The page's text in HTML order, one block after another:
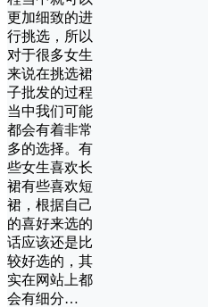
更加细致的进
行挑选，所以
对于很多女生
来说在挑选裙
子批发的过程
当中我们可能
都会有着非常
多的选择。有
些女生喜欢长
裙有些喜欢短
裙，根据自己
的喜好来选的
话应该还是比
较好选的，其
实在网站上都
会有细分…